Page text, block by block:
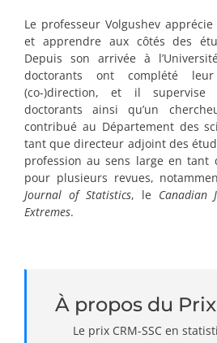
Le professeur Volgushev
et apprendre aux côtés des
Depuis son arrivée à
doctorants ont complété
(co-)direction, et il supervise
doctorants ainsi qu’un
contribué au Département des
tant que directeur adjoint des
profession au sens large en tant
pour plusieurs revues,
Journal of Statistics, le Canadian
Extremes.
À propos du Prix
Le prix CRM-SSC en